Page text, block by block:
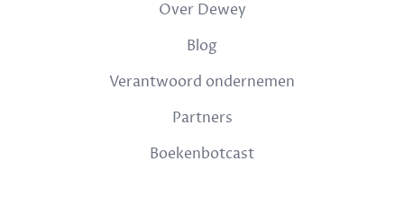
Over Dewey
Blog
Verantwoord ondernemen
Partners
Boekenbotcast